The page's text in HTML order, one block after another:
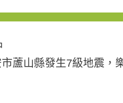
蘆山縣發生7級地震